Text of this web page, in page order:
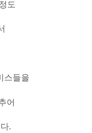
도
스들을
어
.